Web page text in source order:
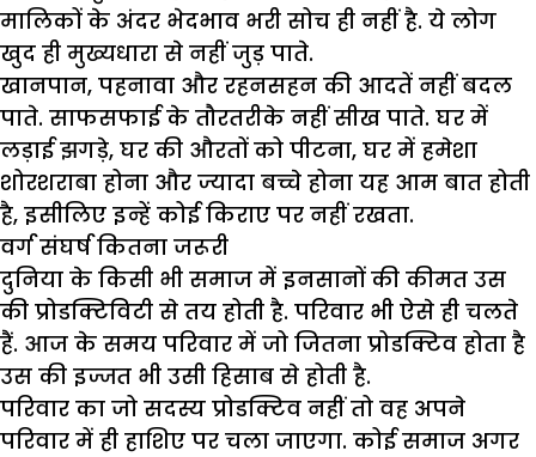
मालिकों के अंदर भेदभाव भरी सोच ही नहीं है. ये लोग
खुद ही मुख्यधारा से नहीं जुड़ पाते.
खानपान, पहनावा और रहनसहन की आदतें नहीं बदल
पाते. साफसफाई के तौरतरीके नहीं सीख पाते. घर में
लड़ाई झगड़े, घर की औरतों को पीटना, घर में हमेशा
शोरशराबा होना और ज्यादा बच्चे होना यह आम बात होती
है, इसीलिए इन्हें कोई किराए पर नहीं रखता.
वर्ग संघर्ष कितना जरूरी
दुनिया के किसी भी समाज में इनसानों की कीमत उस
की प्रोडक्टिविटी से तय होती है. परिवार भी ऐसे ही चलते
हैं. आज के समय परिवार में जो जितना प्रोडक्टिव होता है
उस की इज्जत भी उसी हिसाब से होती है.
परिवार का जो सदस्य प्रोडक्टिव नहीं तो वह अपने
परिवार में ही हाशिए पर चला जाएगा. कोई समाज अगर